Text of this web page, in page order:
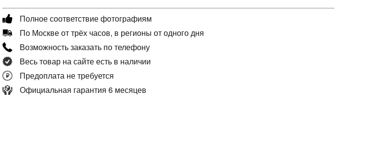
Полное соответствие фотографиям
По Москве от трёх часов, в регионы от одного дня
Возможность заказать по телефону
Весь товар на сайте есть в наличии
Предоплата не требуется
Официальная гарантия 6 месяцев